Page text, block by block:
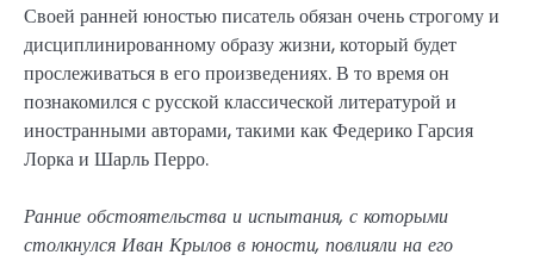
Своей ранней юностью писатель обязан очень строгому и
дисциплинированному образу жизни, который будет
прослеживаться в его произведениях. В то время он
познакомился с русской классической литературой и
иностранными авторами, такими как Федерико Гарсия
Лорка и Шарль Перро.
Ранние обстоятельства и испытания, с которыми
столкнулся Иван Крылов в юности, повлияли на его